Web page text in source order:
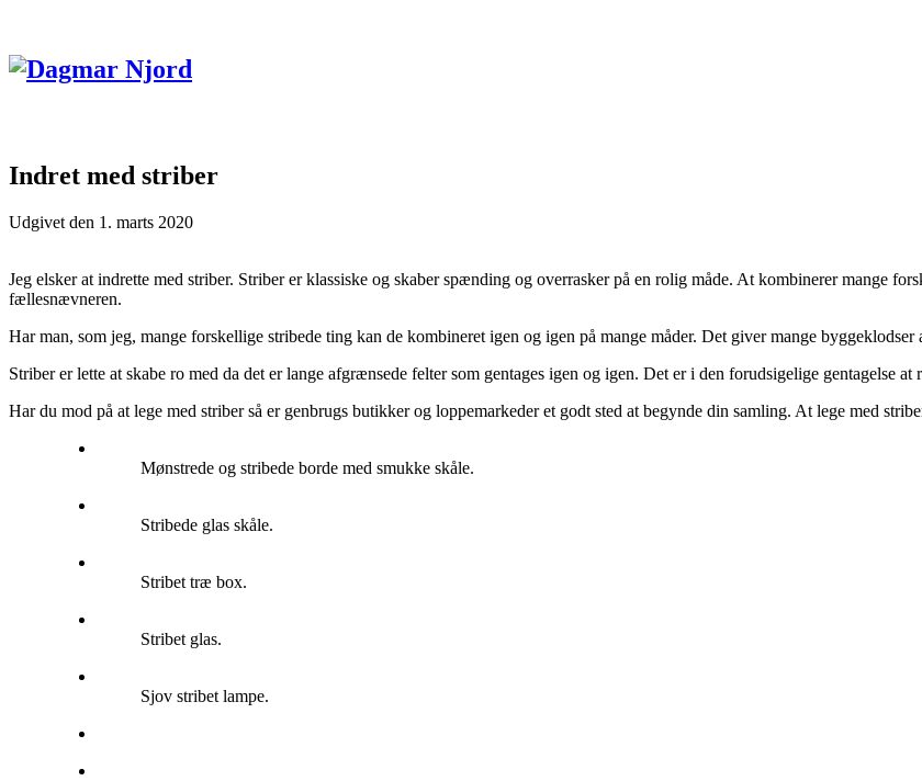
Indret med striber
Udgivet den 1. marts 2020
Jeg elsker at indrette med striber. Striber er klassiske og skaber spænding og overrasker på en rolig måde. At kombinerer mange
fællesnævneren.
Har man, som jeg, mange forskellige stribede ting kan de kombineret igen og igen på mange måder. Det giver mange byggeklodser
Striber er lette at skabe ro med da det er lange afgrænsede felter som gentages igen og igen. Det er i den forudsigelige gentagelse at
Har du mod på at lege med striber så er genbrugs butikker og loppemarkeder et godt sted at begynde din samling. At lege med
Mønstrede og stribede borde med smukke skåle.
Stribede glas skåle.
Stribet træ box.
Stribet glas.
Sjov stribet lampe.